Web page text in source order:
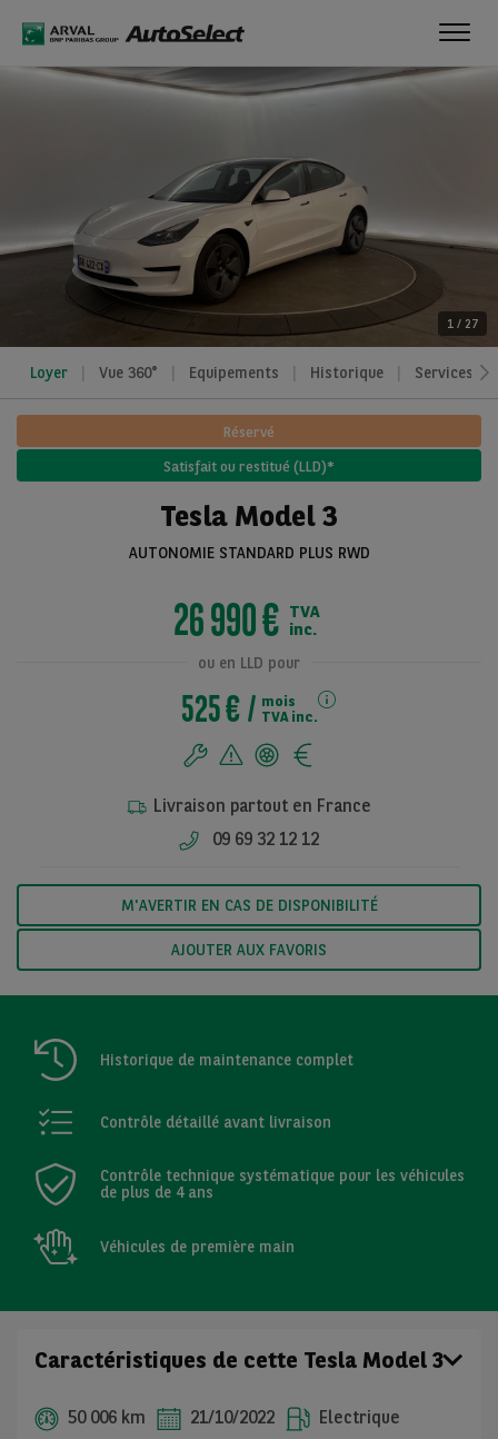
1 / 27
Loyer Vue 360° Equipements Historique Services
Réservé
Satisfait ou restitué (LLD)*
Tesla Model 3
AUTONOMIE STANDARD PLUS RWD
26 990 € TVA
inc.
ou en LLD pour
525 €
mois
TVA inc.
Livraison partout en France
09 69 32 12 12
M'AVERTIR EN CAS DE DISPONIBILITÉ
AJOUTER AUX FAVORIS
Historique de maintenance complet
Contrôle détaillé avant livraison
Contrôle technique systématique pour les véhicules
de plus de 4 ans
Véhicules de première main
Caractéristiques de cette Tesla Model 3
50 006 km 21/10/2022
Electrique